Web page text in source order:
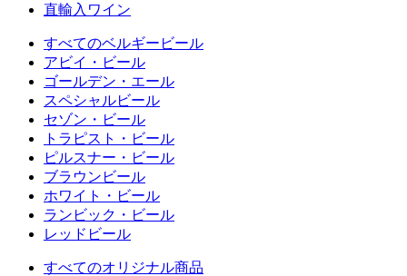
直輸入ワイン
すべてのベルギービール
アビイ・ビール
ゴールデン・エール
スペシャルビール
セゾン・ビール
トラピスト・ビール
ピルスナー・ビール
ブラウンビール
ホワイト・ビール
ランビック・ビール
レッドビール
すべてのオリジナル商品